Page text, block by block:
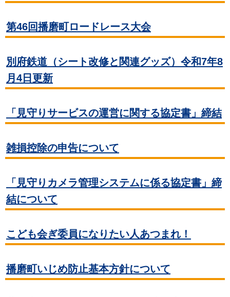
第46回播磨町ロードレース大会
別府鉄道（シート改修と関連グッズ）令和7年8
月4日更新
「見守りサービスの運営に関する協定書」締結
雑損控除の申告について
「見守りカメラ管理システムに係る協定書」締
結について
こども会ぎ委員になりたい人あつまれ！
播磨町いじめ防止基本方針について